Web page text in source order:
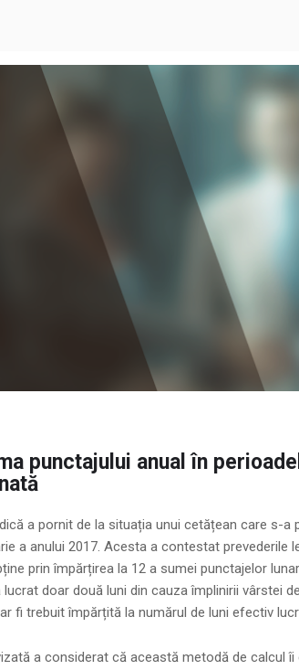
punctajului anual în
a pornit de la situația unui cetățean care s-a
a anului 2017. Acesta a contestat prevederile
prin împărțirea la 12 a sumei punctajelor
lucrat doar două luni din cauza împlinirii vârstei
fi trebuit împărțită la numărul de luni efectiv
a considerat că această metodă de calcul